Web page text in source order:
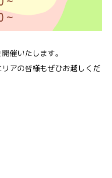
催いたします。
アの皆様もぜひお越しくだ